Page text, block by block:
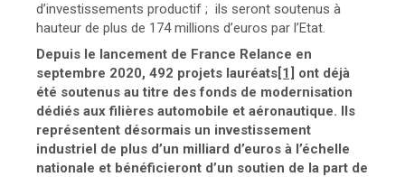
d’investissements productif ; ils seront soutenus à
hauteur de plus de 174 millions d’euros par l’Etat.
Depuis le lancement de France Relance en
septembre 2020, 492 projets lauréats[1] ont déjà
été soutenus au titre des fonds de modernisation
dédiés aux filières automobile et aéronautique. Ils
représentent désormais un investissement
industriel de plus d’un milliard d’euros à l’échelle
nationale et bénéficieront d’un soutien de la part de